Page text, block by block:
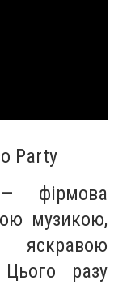
Party
фірмова
музикою,
разу